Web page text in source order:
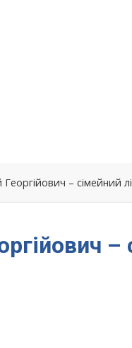
Георгійович – сімейний